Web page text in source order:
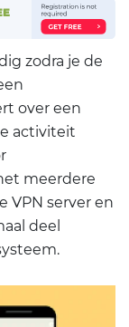
zodra je de
over een
activiteit
meerdere
VPN server en
deel